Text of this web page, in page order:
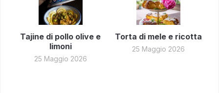
Tajine di pollo olive e
limoni
25 Maggio 2026
Torta di mele e ricotta
25 Maggio 2026